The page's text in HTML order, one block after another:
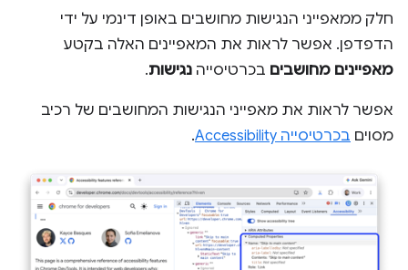
חלק ממאפייני הנגישות מחושבים באופן דינמי על ידי
הדפדפן. אפשר לראות את המאפיינים האלה בקטע
מאפיינים מחושבים בכרטיסייה נגישות.
אפשר לראות את מאפייני הנגישות המחושבים של רכיב
מסוים בכרטיסייה Accessibility .